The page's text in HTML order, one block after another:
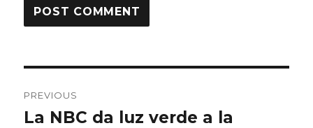
navigation
PREVIOUS
Previous
La NBC da luz verde a la